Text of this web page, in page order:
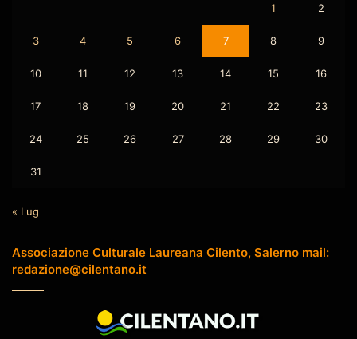
1 2
3 4 5 6 7 8 9
10 11 12 13 14 15 16
17 18 19 20 21 22 23
24 25 26 27 28 29 30
31
« Lug
Associazione Culturale Laureana Cilento, Salerno mail:
redazione@cilentano.it